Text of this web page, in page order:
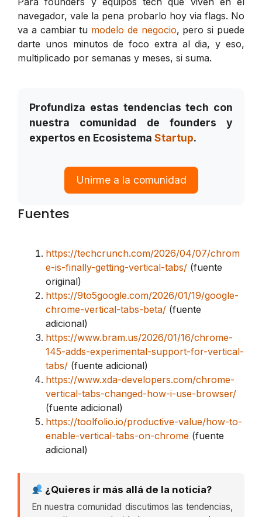
navegador, vale la pena probarlo hoy via flags. No
va a cambiar tu modelo de negocio, pero si puede
darte unos minutos de foco extra al dia, y eso,
multiplicado por semanas y meses, si suma.
Profundiza estas tendencias tech con
nuestra comunidad de founders y
expertos en Ecosistema Startup.
Unirme a la comunidad
Fuentes
https://techcrunch.com/2026/04/07/chrom
e-is-finally-getting-vertical-tabs/ (fuente
original)
https://9to5google.com/2026/01/19/google-
chrome-vertical-tabs-beta/ (fuente
adicional)
https://www.bram.us/2026/01/16/chrome-
145-adds-experimental-support-for-vertical-
tabs/ (fuente adicional)
https://www.xda-developers.com/chrome-
vertical-tabs-changed-how-i-use-browser/
(fuente adicional)
https://toolfolio.io/productive-value/how-to-
enable-vertical-tabs-on-chrome (fuente
adicional)
¿Quieres ir más allá de la noticia?
En nuestra comunidad discutimos las tendencias,